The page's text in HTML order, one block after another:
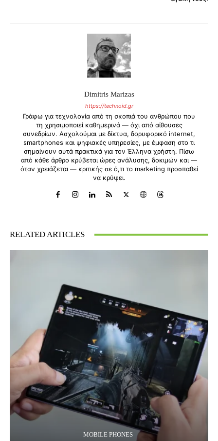
Dimitris Marizas
https://technoid.gr
Γράφω για τεχνολογία από τη σκοπιά του ανθρώπου που
τη χρησιμοποιεί καθημερινά — όχι από αίθουσες
συνεδρίων. Ασχολούμαι με δίκτυα, δορυφορικό internet,
smartphones και ψηφιακές υπηρεσίες, με έμφαση στο τι
σημαίνουν αυτά πρακτικά για τον Έλληνα χρήστη. Πίσω
από κάθε άρθρο κρύβεται ώρες ανάλυσης, δοκιμών και —
όταν χρειάζεται — κριτικής σε ό,τι το marketing προσπαθεί
να κρύψει.
RELATED ARTICLES
MOBILE PHONES